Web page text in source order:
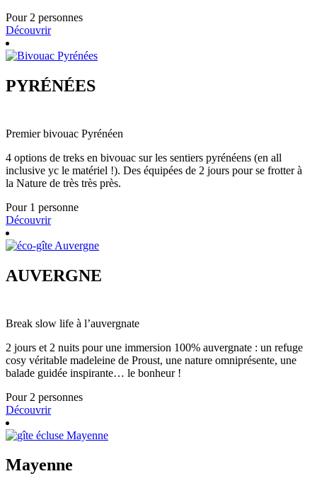
Pour 2 personnes
Découvrir
PYRÉNÉES
Premier bivouac Pyrénéen
4 options de treks en bivouac sur les sentiers pyrénéens (en all
inclusive yc le matériel !). Des équipées de 2 jours pour se frotter à
la Nature de très très près.
Pour 1 personne
Découvrir
AUVERGNE
Break slow life à l’auvergnate
2 jours et 2 nuits pour une immersion 100% auvergnate : un refuge
cosy véritable madeleine de Proust, une nature omniprésente, une
balade guidée inspirante… le bonheur !
Pour 2 personnes
Découvrir
Mayenne